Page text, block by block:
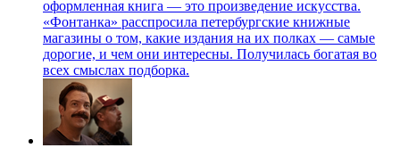
оформленная книга — это произведение искусства.
«Фонтанка» расспросила петербургские книжные
магазины о том, какие издания на их полках — самые
дорогие, и чем они интересны. Получилась богатая во
всех смыслах подборка.